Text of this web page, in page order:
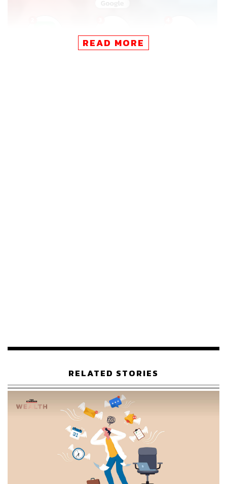
ABOUT THE AUTHOR
พรลภัส วุฒิรัตนรักษ์
นักศึกษาฝึกงาน สำนักข่าว THE STANDARD
READ MORE
RELATED STORIES